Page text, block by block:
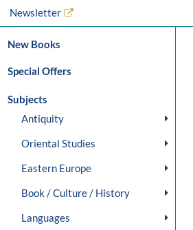
Newsletter
New Books
Special Offers
Subjects
Antiquity
Oriental Studies
Eastern Europe
Book / Culture / History
Languages